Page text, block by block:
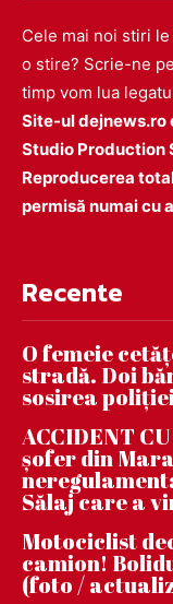
Cele mai noi stiri
o stire? Scrie-ne
timp vom lua
Site-ul dejnews.ro
Studio Production
Reproducerea
permisă numai cu
Recente
O femeie
stradă. Doi
sosirea
ACCIDENT
șofer din
Sălaj care a
Motociclist
camion!
(foto /